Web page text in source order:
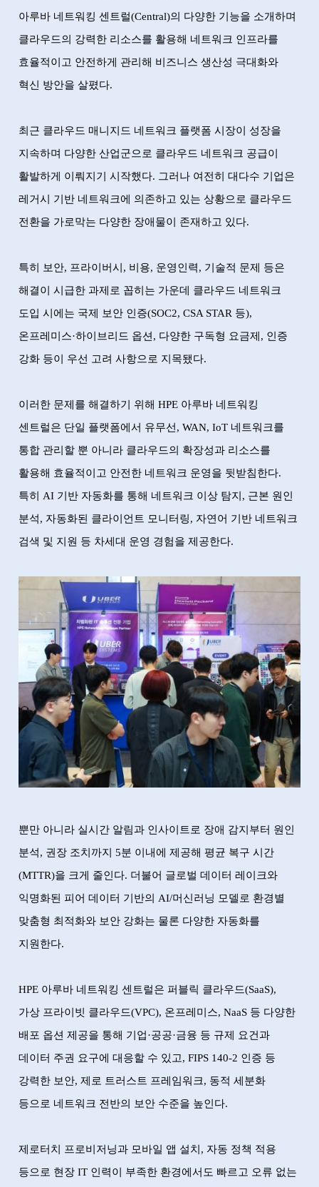
아루바 네트워킹 센트럴(Central)의 다양한 기능을 소개하며
클라우드의 강력한 리소스를 활용해 네트워크 인프라를
효율적이고 안전하게 관리해 비즈니스 생산성 극대화와
혁신 방안을 살폈다.
최근 클라우드 매니지드 네트워크 플랫폼 시장이 성장을
지속하며 다양한 산업군으로 클라우드 네트워크 공급이
활발하게 이뤄지기 시작했다. 그러나 여전히 대다수 기업은
레거시 기반 네트워크에 의존하고 있는 상황으로 클라우드
전환을 가로막는 다양한 장애물이 존재하고 있다.
특히 보안, 프라이버시 , 비용, 운영인력, 기술적 문제 등은
해결이 시급한 과제로 꼽히는 가운데 클라우드 네트워크
도입 시에는 국제 보안 인증(SOC2, CSA STAR 등),
온프레미스·하이브리드 옵션 , 다양한 구독형 요금제 , 인증
강화 등이 우선 고려 사항으로 지목됐다.
이러한 문제를 해결하기 위해 HPE 아루바 네트워킹
센트럴은 단일 플랫폼에서 유무선 , WAN, IoT 네트워크를
통합 관리할 뿐 아니라 클라우드의 확장성과 리소스를
활용해 효율적이고 안전한 네트워크 운영을 뒷받침한다.
특히
AI 기반 자동화를 통해 네트워크 이상 탐지 , 근본 원인
분석, 자동화된 클라이언트 모니터링, 자연어 기반 네트워크
검색 및 지원 등 차세대 운영 경험을 제공한다.
뿐만 아니라 실시간 알림과 인사이트로 장애 감지부터 원인
분석, 권장 조치까지 5분 이내에 제공해 평균 복구 시간
(MTTR)을 크게 줄인다. 더불어 글로벌 데이터 레이크와
익명화된 피어 데이터 기반의 AI/머신러닝 모델로 환경별
맞춤형 최적화와 보안 강화는 물론 다양한 자동화를
지원한다.
HPE 아루바 네트워킹 센트럴은 퍼블릭 클라우드(SaaS),
가상 프라이빗 클라우드(VPC), 온프레미스, NaaS 등 다양한
배포 옵션 제공을 통해 기업·공공·금융 등 규제 요건과
데이터 주권 요구에 대응할 수 있고, FIPS 140-2 인증 등
강력한 보안,제로 트러스트 프레임워크, 동적 세분화
등으로 네트워크 전반의 보안 수준을 높인다.
제로터치 프로비저닝과 모바일 앱 설치 , 자동 정책 적용
등으로 현장 IT 인력이 부족한 환경에서도 빠르고 오류 없는